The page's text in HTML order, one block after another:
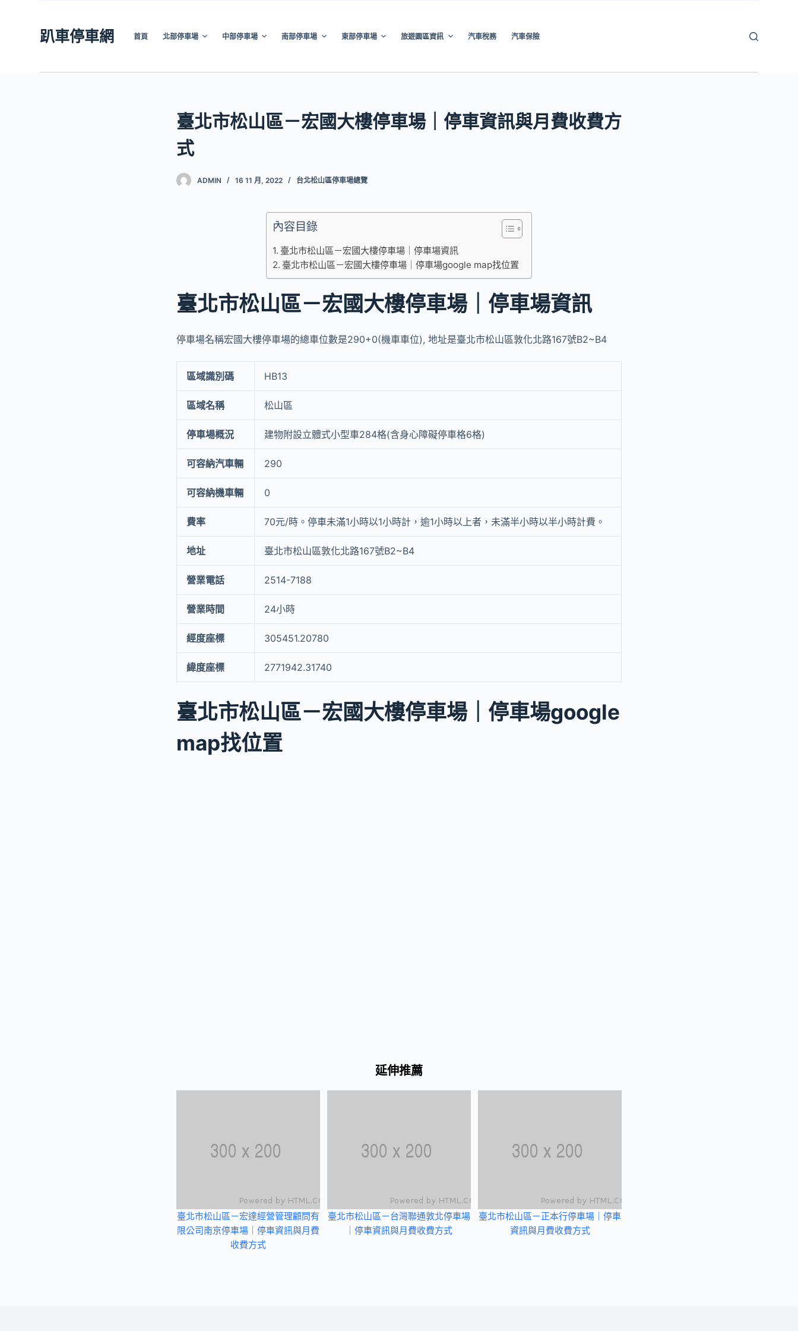
趴車停車網 首頁 北部停車場 中部停車場 南部停車場 東部停車場 旅遊園區資訊 汽車稅務 汽車保險
臺北市松山區－宏國大樓停車場｜停車資訊與月費收費方
式
ADMIN 16 11 月, 2022 台北松山區停車場總覽
內容目錄
臺北市松山區－宏國大樓停車場｜停車場資訊
臺北市松山區－宏國大樓停車場｜停車場google map找位置
臺北市松山區－宏國大樓停車場｜停車場資訊
停車場名稱宏國大樓停車場的總車位數是290+0(機車車位), 地址是臺北市松山區敦化北路167號B2~B4
區域識別碼 HB13
區域名稱 松山區
停車場概況 建物附設立體式小型車284格(含身心障礙停車格6格)
可容納汽車輛 290
可容納機車輛 0
費率 70元/時。停車未滿1小時以1小時計，逾1小時以上者，未滿半小時以半小時計費。
地址 臺北市松山區敦化北路167號B2~B4
營業電話 2514-7188
營業時間 24小時
經度座標 305451.20780
緯度座標 2771942.31740
臺北市松山區－宏國大樓停車場｜停車場google
map找位置
延伸推薦
臺北市松山區－宏達經營管理顧問有
限公司南京停車場｜停車資訊與月費
收費方式
臺北市松山區－台灣聯通敦北停車場
｜停車資訊與月費收費方式
臺北市松山區－正本行停車場｜停車
資訊與月費收費方式